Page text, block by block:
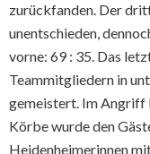
zurückfanden. Der
unentschieden,
vorne: 69 : 35. Das
Teammitgliedern in
gemeistert. Im Angriff
Körbe wurde den
Heidenheimerinnen